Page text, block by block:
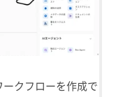
クフローを作成で